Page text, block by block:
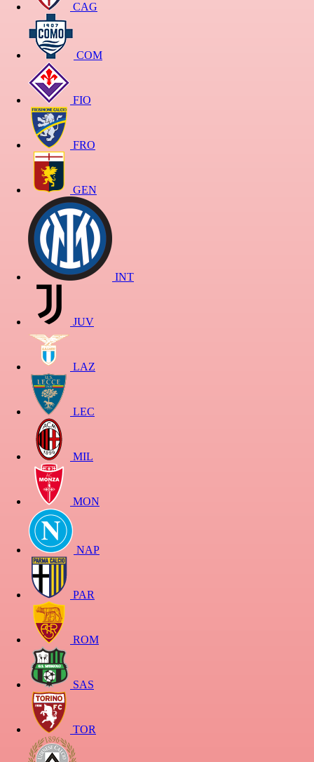
CAG
COM
FIO
FRO
GEN
INT
JUV
LAZ
LEC
MIL
MON
NAP
PAR
ROM
SAS
TOR